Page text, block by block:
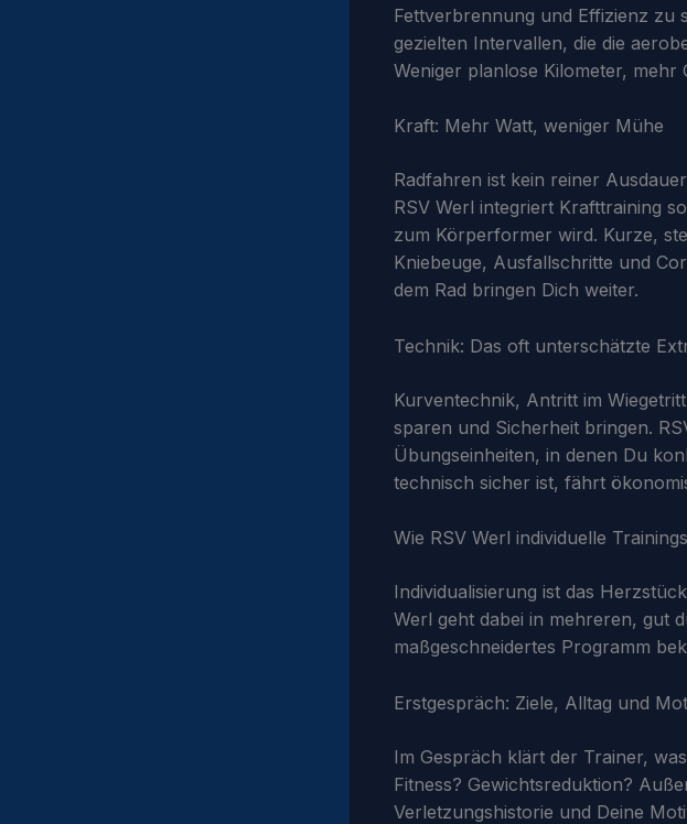
Fettverbrennung und Effizienz zu
gezielten Intervallen, die die
Weniger planlose Kilometer, mehr
Kraft: Mehr Watt, weniger Mühe
Radfahren ist kein reiner
RSV Werl integriert Krafttraining
zum Körperformer wird. Kurze,
Kniebeuge, Ausfallschritte und
dem Rad bringen Dich weiter.
Technik: Das oft unterschätzte
Kurventechnik, Antritt im
sparen und Sicherheit bringen.
Übungseinheiten, in denen Du
technisch sicher ist, fährt
Wie RSV Werl individuelle
Individualisierung ist das
Werl geht dabei in mehreren, gut
maßgeschneidertes Programm
Erstgespräch: Ziele, Alltag und
Im Gespräch klärt der Trainer,
Fitness? Gewichtsreduktion?
Verletzungshistorie und Deine